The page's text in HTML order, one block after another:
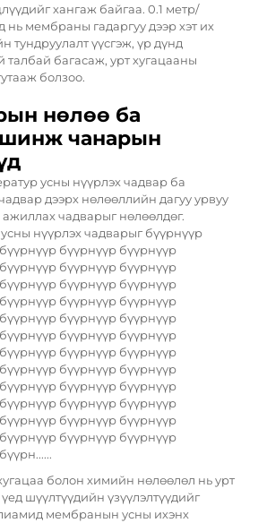
хангаж байгаа. 0.1 метр/
нь мембраны гадаргуу дээр хэт их
тундруулалт үүсгэж, үр дүнд
багасаж, урт хугацааны
болзоо.
нөлөө ба
чанарын
усны нүүрлэх чадвар ба
дээрх нөлөөллийн дагуу урвуу
чадварыг нөлөөлдөг.
нүүрлэх чадварыг бүүрнүүр
бүүрнүүр бүүрнүүр
бүүрнүүр бүүрнүүр
бүүрнүүр бүүрнүүр
бүүрнүүр бүүрнүүр
бүүрнүүр бүүрнүүр
бүүрнүүр бүүрнүүр
бүүрнүүр бүүрнүүр
бүүрнүүр бүүрнүүр
бүүрнүүр бүүрнүүр
бүүрнүүр бүүрнүүр
бүүрнүүр бүүрнүүр
бүүрнүүр бүүрнүүр
болон химийн нөлөөлөл нь урт
шүүлтүүдийн үзүүлэлтүүдийг
мембранын усны ихэнх